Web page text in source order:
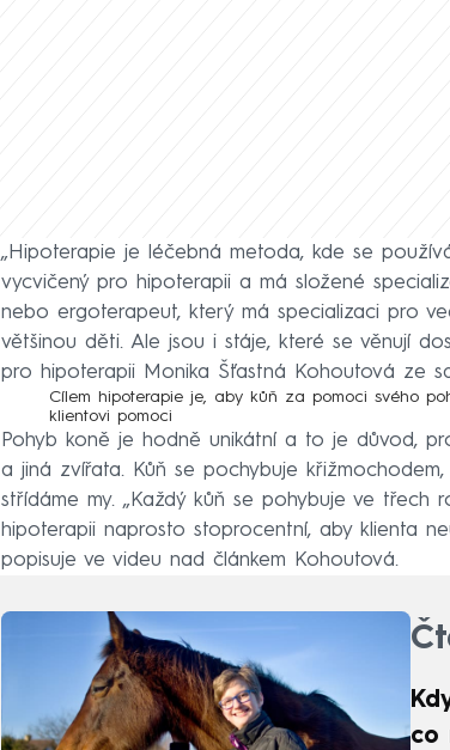
„Hipoterapie je léčebná metoda, kde se
vycvičený pro hipoterapii a má složené
nebo ergoterapeut, který má specializaci pro
většinou děti. Ale jsou i stáje, které se věnují
pro hipoterapii Monika Šťastná Kohoutová ze
Cílem hipoterapie je, aby kůň za pomoci svého
klientovi pomoci
Pohyb koně je hodně unikátní a to je důvod,
a jiná zvířata. Kůň se pochybuje
střídáme my. „Každý kůň se pohybuje ve třech
hipoterapii naprosto stoprocentní, aby klienta
popisuje ve videu nad článkem Kohoutová.
co